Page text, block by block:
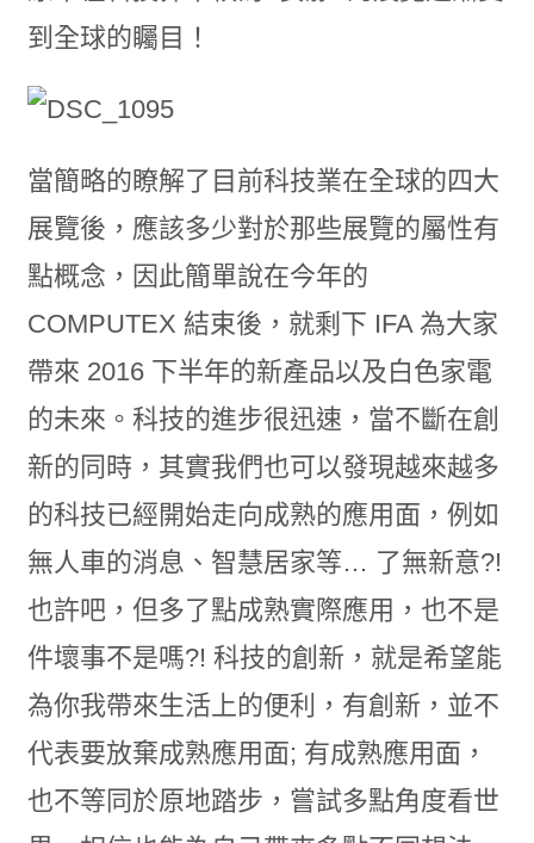
到全球的矚目！
當簡略的瞭解了目前科技業在全球的四大
展覽後，應該多少對於那些展覽的屬性有
點概念，因此簡單說在今年的
COMPUTEX 結束後，就剩下 IFA 為大家
帶來 2016 下半年的新產品以及白色家電
的未來。科技的進步很迅速，當不斷在創
新的同時，其實我們也可以發現越來越多
的科技已經開始走向成熟的應用面，例如
無人車的消息、智慧居家等… 了無新意?!
也許吧，但多了點成熟實際應用，也不是
件壞事不是嗎?! 科技的創新，就是希望能
為你我帶來生活上的便利，有創新，並不
代表要放棄成熟應用面; 有成熟應用面，
也不等同於原地踏步，嘗試多點角度看世